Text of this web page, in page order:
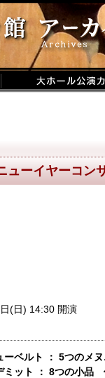
ーイヤーコン
(日) 14:30 開演
ーベルト ： 5つのメ
ミット ： 8つの小品